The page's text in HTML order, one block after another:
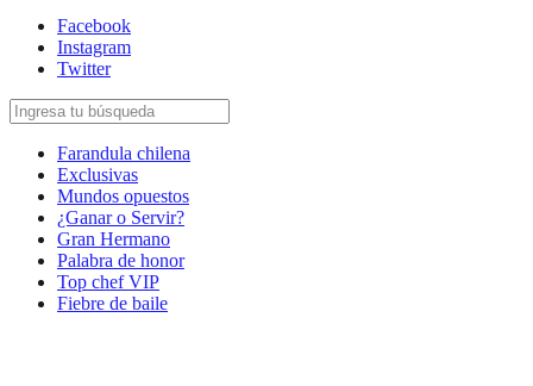
Facebook
Instagram
Twitter
Farandula chilena
Exclusivas
Mundos opuestos
¿Ganar o Servir?
Gran Hermano
Palabra de honor
Top chef VIP
Fiebre de baile